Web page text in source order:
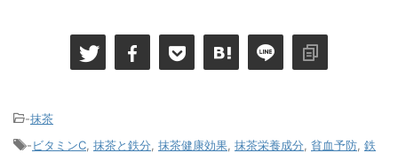
-抹茶
-ビタミンC 抹茶と鉄分 抹茶健康効果 抹茶栄養成分 貧血予防 鉄